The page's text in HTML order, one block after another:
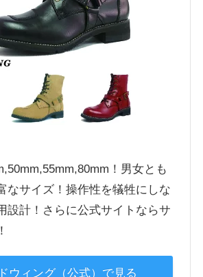
！男女とも
なサイズ！操作性を犠牲にしな
設計！さらに公式サイトならサ
ウィング（公式）で見る